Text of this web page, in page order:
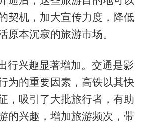
契机，加大宣传力度，降低
原本沉寂的旅游市场。
行兴趣显著增加。交通是影
为的重要因素，高铁以其快
，吸引了大批旅行者，有助
的兴趣，增加旅游频次，带